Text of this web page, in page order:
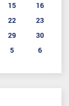
15
16
22
23
29
30
5 6